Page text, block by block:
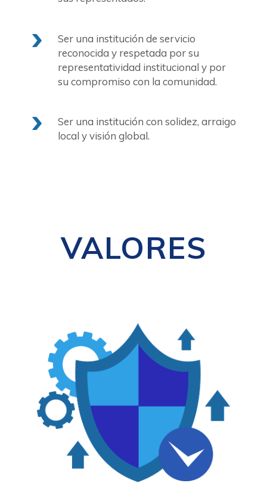
Ser una institución de servicio
reconocida y respetada por su
representatividad institucional y por
su compromiso con la comunidad.
Ser una institución con solidez, arraigo
local y visión global.
VALORES